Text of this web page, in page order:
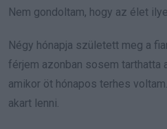
Nem gondoltam, hogy az élet
Négy hónapja született meg a
férjem azonban sosem tarthatta
amikor öt hónapos terhes
akart lenni.